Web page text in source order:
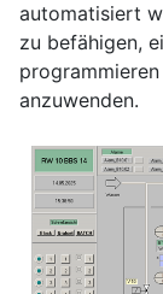
automatisiert
zu befähigen,
anzuwenden.